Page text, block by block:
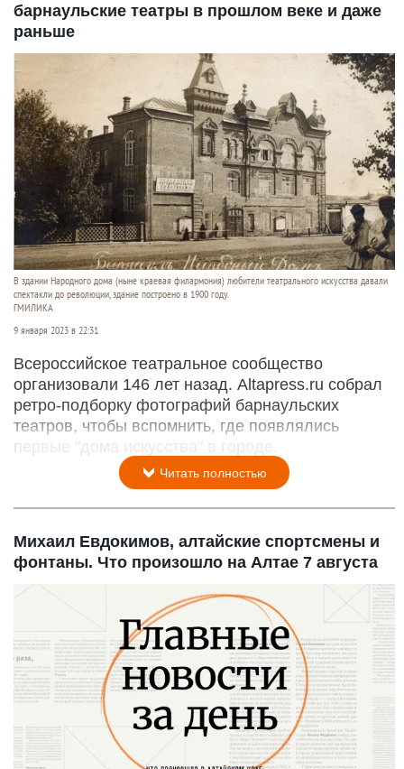
барнаульские театры в прошлом веке и даже
раньше
В здании Народного дома (ныне краевая филармония) любители театрального искусства давали
спектакли до революции, здание построено в 1900 году.
ГМИЛИКА
9 января 2023 в 22:31
Всероссийское театральное сообщество
организовали 146 лет назад. Altapress.ru собрал
ретро-подборку фотографий барнаульских
театров, чтобы вспомнить, где появлялись
первые "дома искусства" в городе.
Читать полностью
Михаил Евдокимов, алтайские спортсмены и
фонтаны. Что произошло на Алтае 7 августа